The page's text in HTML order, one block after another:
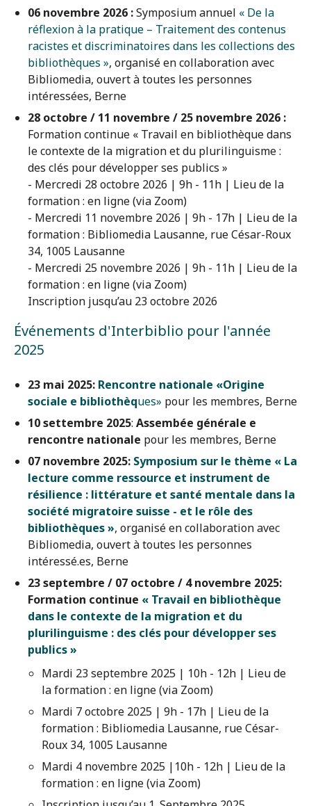
06 novembre 2026 :Symposium annuel « De la
réflexion à la pratique – Traitement des contenus
racistes et discriminatoires dans les collections des
bibliothèques », organisé en collaboration avec
Bibliomedia, ouvert à toutes les personnes
intéressées, Berne
28 octobre / 11 novembre / 25 novembre 2026 :
Formation continue « Travail en bibliothèque dans
le contexte de la migration et du plurilinguisme :
des clés pour développer ses publics »
- Mercredi 28 octobre 2026 | 9h - 11h | Lieu de la
formation : en ligne (via Zoom)
- Mercredi 11 novembre 2026 | 9h - 17h | Lieu de la
formation : Bibliomedia Lausanne, rue César-Roux
34, 1005 Lausanne
- Mercredi 25 novembre 2026 | 9h - 11h | Lieu de la
formation : en ligne (via Zoom)
Inscription jusqu’au 23 octobre 2026
Événements d'Interbiblio pour l'année
2025
23 mai 2025: Rencontre nationale «Origine
sociale e bibliothèques» pour les membres, Berne
10 settembre 2025: Assembée générale e
rencontre nationale pour les membres, Berne
07 novembre 2025: Symposium sur le thème « La
lecture comme ressource et instrument de
résilience : littérature et santé mentale dans la
société migratoire suisse - et le rôle des
bibliothèques », organisé en collaboration avec
Bibliomedia, ouvert à toutes les personnes
intéressé.es, Berne
23 septembre / 07 octobre / 4 novembre 2025:
Formation continue « Travail en bibliothèque
dans le contexte de la migration et du
plurilinguisme : des clés pour développer ses
publics »
Mardi 23 septembre 2025 | 10h - 12h | Lieu de
la formation : en ligne (via Zoom)
Mardi 7 octobre 2025 | 9h - 17h | Lieu de la
formation : Bibliomedia Lausanne, rue César-
Roux 34, 1005 Lausanne
Mardi 4 novembre 2025 |10h - 12h | Lieu de la
formation : en ligne (via Zoom)